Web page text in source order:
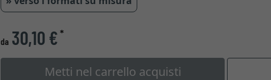
da 30,10 €*
Metti nel carrello acquisti